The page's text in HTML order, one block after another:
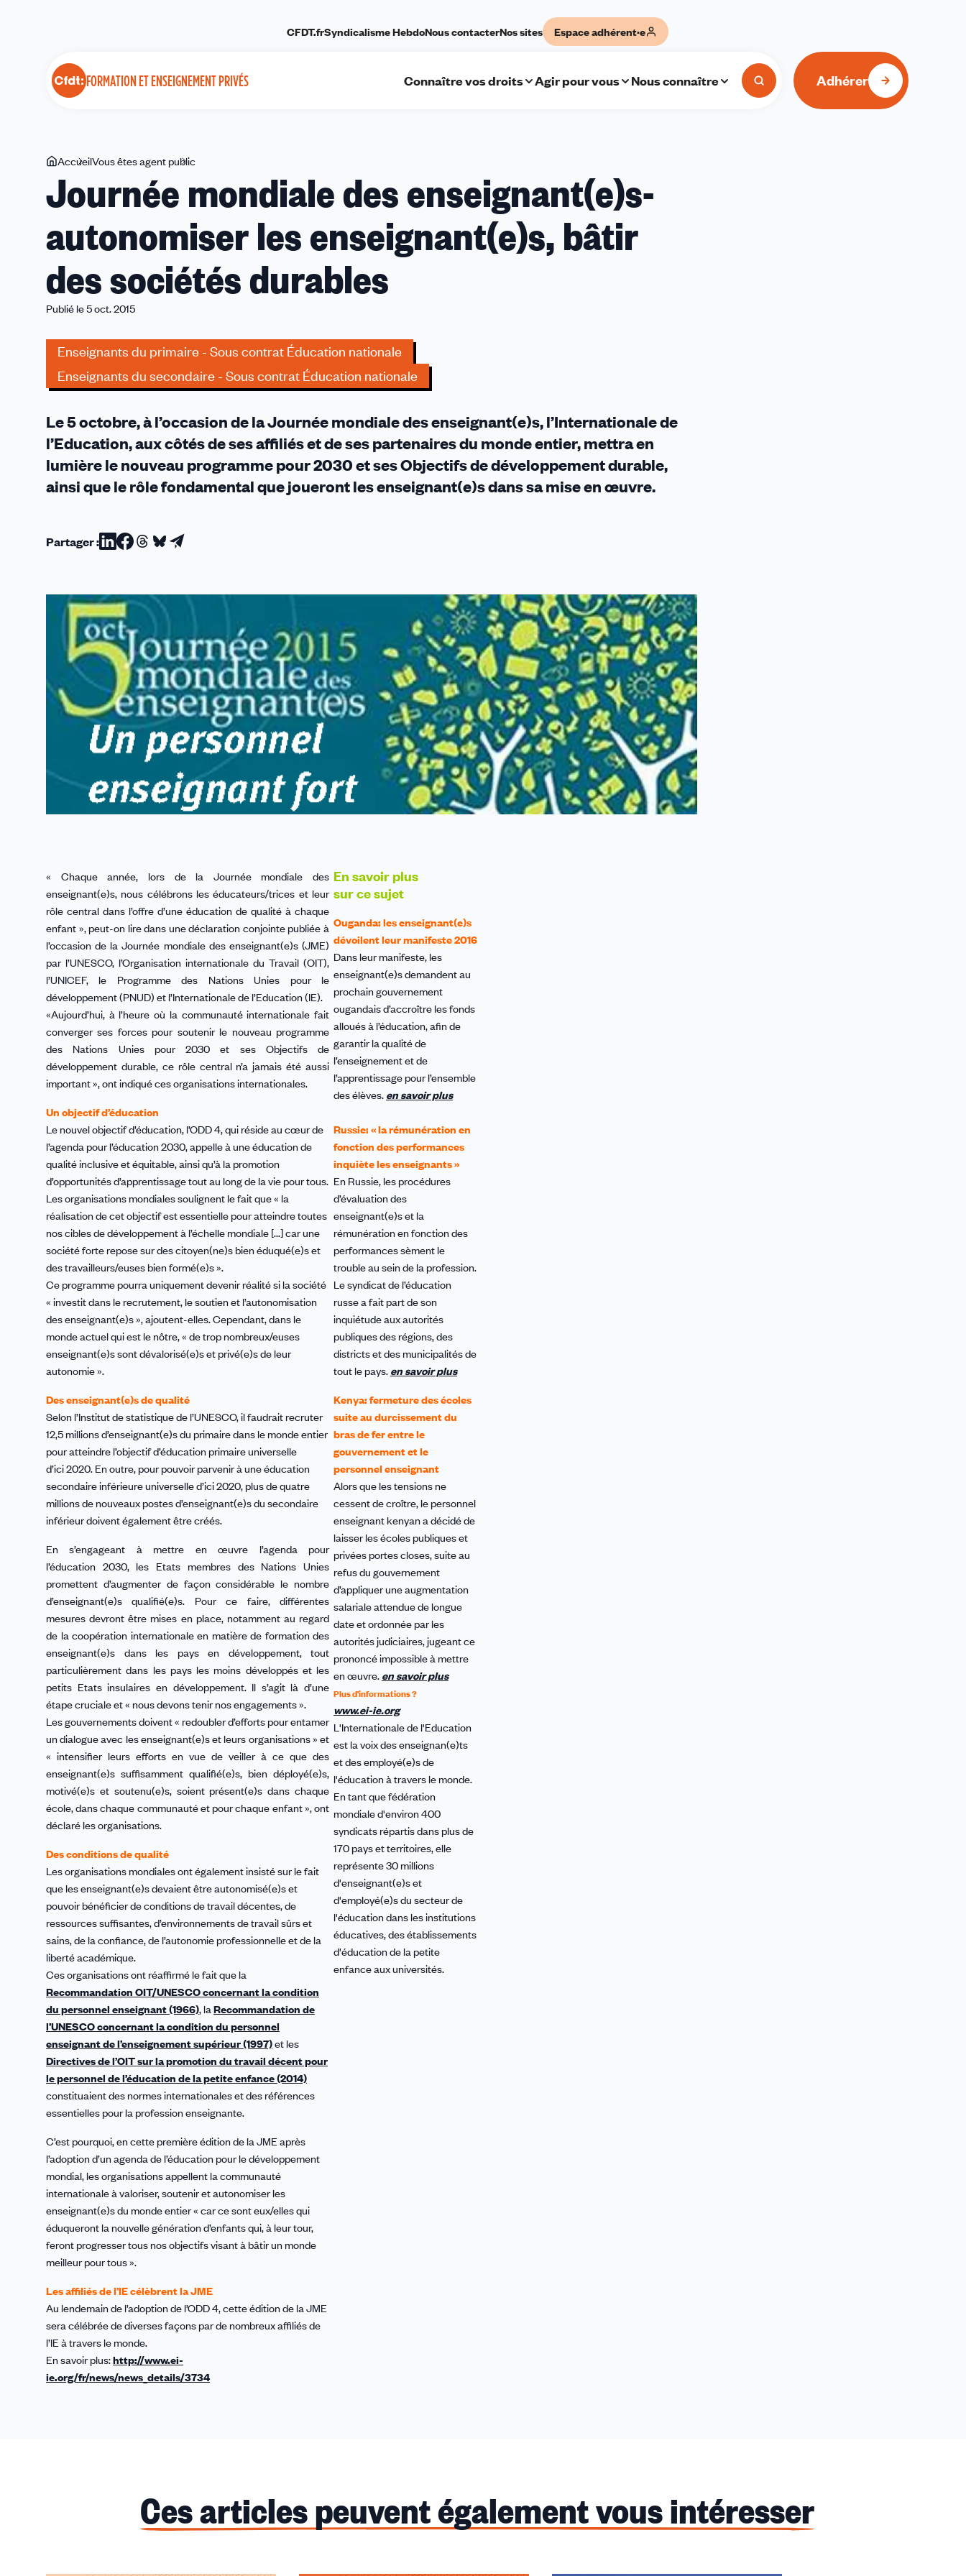
FORMATION ET ENSEIGNEMENT PRIVÉS
CFDT.frSyndicalisme HebdoNous contacterNos sites Espace adhérent·e
Connaître vos droits Agir pour vous Nous connaître Adhérer
Vous
êtes
ici
AccueilVous êtes agent public
mondiale
des
enseignant(e)s-
autonomiser
enseignant(e)s,
bâtir
durables
Journée mondiale des enseignant(e)s-
autonomiser les enseignant(e)s, bâtir
des sociétés durables
Publié le 5 oct. 2015
Enseignants du primaire - Sous contrat Éducation nationale
Enseignants du secondaire - Sous contrat Éducation nationale
Le 5 octobre, à l’occasion de la Journée mondiale des enseignant(e)s, l’Internationale de
l’Education, aux côtés de ses affiliés et de ses partenaires du monde entier, mettra en
lumière le nouveau programme pour 2030 et ses Objectifs de développement durable,
ainsi que le rôle fondamental que joueront les enseignant(e)s dans sa mise en œuvre.
Partager :Partager
Linkedin
Partager
Facebook
Partager
Threads
Partager
Bluesky
Partager
email
« Chaque année, lors de la Journée mondiale des
enseignant(e)s, nous célébrons les éducateurs/trices et leur
rôle central dans l’offre d’une éducation de qualité à chaque
enfant », peut-on lire dans une déclaration conjointe publiée à
l’occasion de la Journée mondiale des enseignant(e)s (JME)
par l’UNESCO, l’Organisation internationale du Travail (OIT),
l’UNICEF, le Programme des Nations Unies pour le
développement (PNUD) et l’Internationale de l’Education (IE).
«Aujourd’hui, à l’heure où la communauté internationale fait
converger ses forces pour soutenir le nouveau programme
des Nations Unies pour 2030 et ses Objectifs de
développement durable, ce rôle central n’a jamais été aussi
important », ont indiqué ces organisations internationales.
Un objectif d’éducation
Le nouvel objectif d’éducation, l’ODD 4, qui réside au cœur de
l’agenda pour l’éducation 2030, appelle à une éducation de
qualité inclusive et équitable, ainsi qu’à la promotion
d’opportunités d’apprentissage tout au long de la vie pour tous.
Les organisations mondiales soulignent le fait que « la
réalisation de cet objectif est essentielle pour atteindre toutes
nos cibles de développement à l’échelle mondiale [...] car une
société forte repose sur des citoyen(ne)s bien éduqué(e)s et
des travailleurs/euses bien formé(e)s ».
Ce programme pourra uniquement devenir réalité si la société
« investit dans le recrutement, le soutien et l’autonomisation
des enseignant(e)s », ajoutent-elles. Cependant, dans le
monde actuel qui est le nôtre, « de trop nombreux/euses
enseignant(e)s sont dévalorisé(e)s et privé(e)s de leur
autonomie ».
Des enseignant(e)s de qualité
Selon l’Institut de statistique de l’UNESCO, il faudrait recruter
12,5 millions d’enseignant(e)s du primaire dans le monde entier
pour atteindre l’objectif d’éducation primaire universelle
d’ici 2020. En outre, pour pouvoir parvenir à une éducation
secondaire inférieure universelle d’ici 2020, plus de quatre
millions de nouveaux postes d’enseignant(e)s du secondaire
inférieur doivent également être créés.
En s’engageant à mettre en œuvre l’agenda pour
l’éducation 2030, les Etats membres des Nations Unies
promettent d’augmenter de façon considérable le nombre
d’enseignant(e)s qualifié(e)s. Pour ce faire, différentes
mesures devront être mises en place, notamment au regard
de la coopération internationale en matière de formation des
enseignant(e)s dans les pays en développement, tout
particulièrement dans les pays les moins développés et les
petits Etats insulaires en développement. Il s’agit là d’une
étape cruciale et « nous devons tenir nos engagements ».
Les gouvernements doivent « redoubler d’efforts pour entamer
un dialogue avec les enseignant(e)s et leurs organisations » et
« intensifier leurs efforts en vue de veiller à ce que des
enseignant(e)s suffisamment qualifié(e)s, bien déployé(e)s,
motivé(e)s et soutenu(e)s, soient présent(e)s dans chaque
école, dans chaque communauté et pour chaque enfant », ont
déclaré les organisations.
Des conditions de qualité
Les organisations mondiales ont également insisté sur le fait
que les enseignant(e)s devaient être autonomisé(e)s et
pouvoir bénéficier de conditions de travail décentes, de
ressources suffisantes, d’environnements de travail sûrs et
sains, de la confiance, de l’autonomie professionnelle et de la
liberté académique.
Ces organisations ont réaffirmé le fait que la
Recommandation OIT/UNESCO concernant la condition
du personnel enseignant (1966), laRecommandation de
l’UNESCO concernant la condition du personnel
enseignant de l’enseignement supérieur (1997)et les
Directives de l’OIT sur la promotion du travail décent pour
le personnel de l’éducation de la petite enfance (2014)
constituaient des normes internationales et des références
essentielles pour la profession enseignante.
C’est pourquoi, en cette première édition de la JME après
l’adoption d’un agenda de l’éducation pour le développement
mondial, les organisations appellent la communauté
internationale à valoriser, soutenir et autonomiser les
enseignant(e)s du monde entier « car ce sont eux/elles qui
éduqueront la nouvelle génération d’enfants qui, à leur tour,
feront progresser tous nos objectifs visant à bâtir un monde
meilleur pour tous ».
Les affiliés de l’IE célèbrent la JME
Au lendemain de l’adoption de l’ODD 4, cette édition de la JME
sera célébrée de diverses façons par de nombreux affiliés de
l’IE à travers le monde.
En savoir plus:http://www.ei-
ie.org/fr/news/news_details/3734
En savoir plus
sur ce sujet
Ouganda: les enseignant(e)s
dévoilent leur manifeste 2016
Dans leur manifeste, les
enseignant(e)s demandent au
prochain gouvernement
ougandais d’accroître les fonds
alloués à l’éducation, afin de
garantir la qualité de
l’enseignement et de
l’apprentissage pour l’ensemble
des élèves. en savoir plus
Russie: « la rémunération en
fonction des performances
inquiète les enseignants »
En Russie, les procédures
d’évaluation des
enseignant(e)s et la
rémunération en fonction des
performances sèment le
trouble au sein de la profession.
Le syndicat de l’éducation
russe a fait part de son
inquiétude aux autorités
publiques des régions, des
districts et des municipalités de
tout le pays. en savoir plus
Kenya: fermeture des écoles
suite au durcissement du
bras de fer entre le
gouvernement et le
personnel enseignant
Alors que les tensions ne
cessent de croître, le personnel
enseignant kenyan a décidé de
laisser les écoles publiques et
privées portes closes, suite au
refus du gouvernement
d’appliquer une augmentation
salariale attendue de longue
date et ordonnée par les
autorités judiciaires, jugeant ce
prononcé impossible à mettre
en œuvre. en savoir plus
Plus d'informations ?
www.ei-ie.org
L'Internationale de l'Education
est la voix des enseignan(e)ts
et des employé(e)s de
l'éducation à travers le monde.
En tant que fédération
mondiale d'environ 400
syndicats répartis dans plus de
170 pays et territoires, elle
représente 30 millions
d'enseignant(e)s et
d'employé(e)s du secteur de
l'éducation dans les institutions
éducatives, des établissements
d'éducation de la petite
enfance aux universités.
Ces articles peuvent également vous intéresser